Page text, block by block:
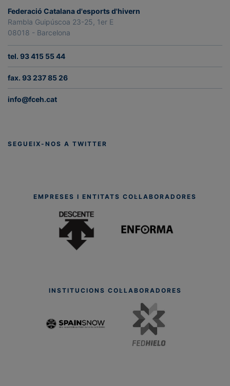
Federació Catalana d'esports d'hivern
Rambla Guipúscoa 23-25, 1er E
08018 - Barcelona
tel. 93 415 55 44
fax. 93 237 85 26
info@fceh.cat
SEGUEIX-NOS A TWITTER
EMPRESES I ENTITATS COL·LABORADORES
INSTITUCIONS COL·LABORADORES